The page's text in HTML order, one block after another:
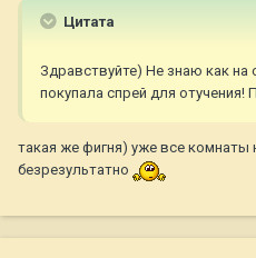
Цитата
Здравствуйте) Не знаю как на
покупала спрей для
такая же фигня) уже все
безрезультатно